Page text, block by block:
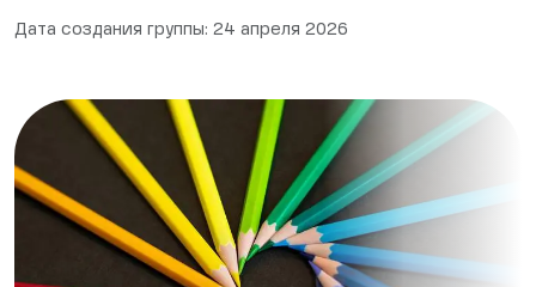
Дата создания группы: 24 апреля 2026